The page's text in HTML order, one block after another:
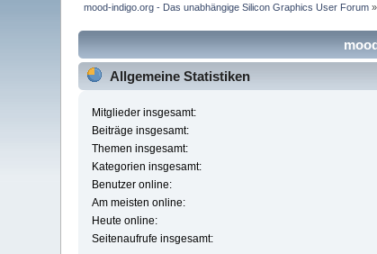
mood-indigo.org - Das unabhängige Silicon Graphics User Forum »
Allgemeine Statistiken
Mitglieder insgesamt:
Beiträge insgesamt:
Themen insgesamt:
Kategorien insgesamt:
Benutzer online:
Am meisten online:
Heute online:
Seitenaufrufe insgesamt: